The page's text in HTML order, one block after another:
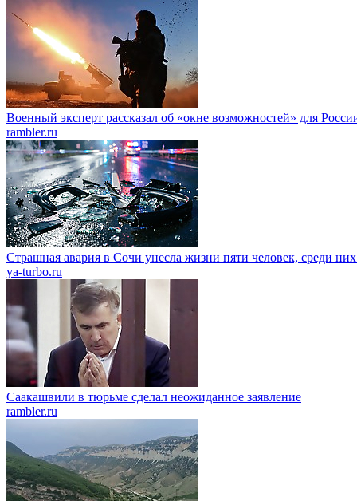
Военный эксперт рассказал об «окне возможностей» для
rambler.ru
Страшная авария в Сочи унесла жизни пяти человек, среди них
ya-turbo.ru
Саакашвили в тюрьме сделал неожиданное заявление
rambler.ru